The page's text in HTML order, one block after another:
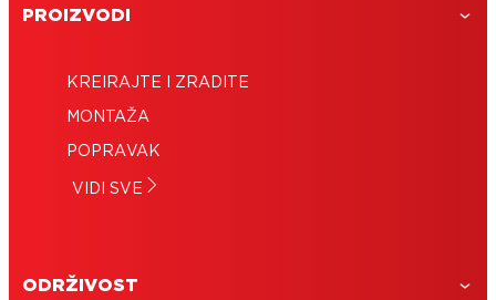
PROIZVODI
KREIRAJTE I ZRADITE
MONTAŽA
POPRAVAK
VIDI SVE
ODRŽIVOST